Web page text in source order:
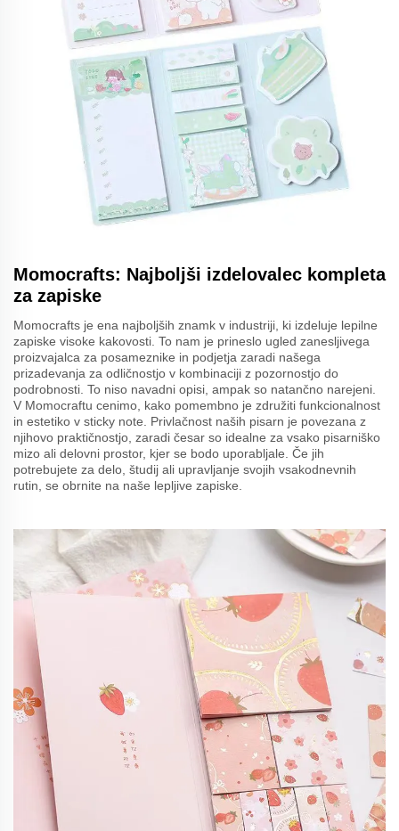
Momocrafts: Najboljši izdelovalec kompleta
za zapiske
Momocrafts je ena najboljših znamk v industriji, ki izdeluje lepilne
zapiske visoke kakovosti. To nam je prineslo ugled zanesljivega
proizvajalca za posameznike in podjetja zaradi našega
prizadevanja za odličnostjo v kombinaciji z pozornostjo do
podrobnosti. To niso navadni opisi, ampak so natančno narejeni.
V Momocraftu cenimo, kako pomembno je združiti funkcionalnost
in estetiko v sticky note. Privlačnost naših pisarn je povezana z
njihovo praktičnostjo, zaradi česar so idealne za vsako pisarniško
mizo ali delovni prostor, kjer se bodo uporabljale. Če jih
potrebujete za delo, študij ali upravljanje svojih vsakodnevnih
rutin, se obrnite na naše lepljive zapiske.